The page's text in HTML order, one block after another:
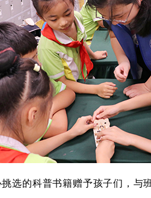
选的科普书籍赠予孩子们，与